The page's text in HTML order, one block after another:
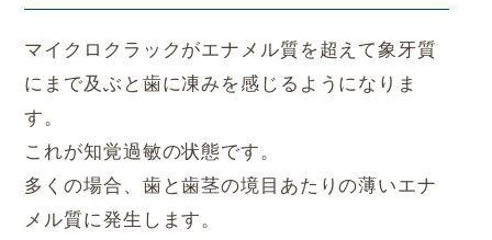
マイクロクラックがエナメル質を超えて象牙質
にまで及ぶと歯に凍みを感じるようになりま
す。
これが知覚過敏の状態です。
多くの場合、歯と歯茎の境目あたりの薄いエナ
メル質に発生します。